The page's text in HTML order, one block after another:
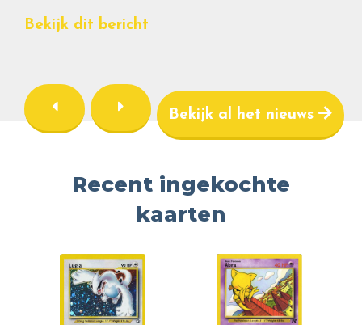
Bekijk dit bericht
Bekijk al het nieuws
Recent ingekochte
kaarten